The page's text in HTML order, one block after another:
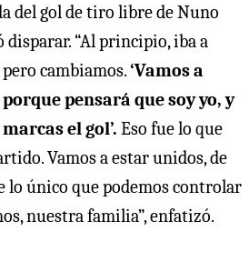
del gol de tiro libre de Nuno
disparar. “Al principio, iba a
cambiamos.‘Vamos a
pensará que soy yo, y
el gol’. Eso fue lo que
Vamos a estar unidos, de
único que podemos controlar
nuestra familia”, enfatizó.